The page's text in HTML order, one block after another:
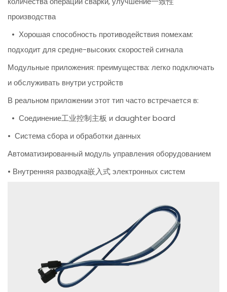
производства
• Хорошая способность противодействия помехам:
подходит для средне-высоких скоростей сигнала
Модульные приложения: преимущества: легко подключать
и обслуживать внутри устройств
В реальном приложении этот тип часто встречается в:
• Соединение工业控制主板 и daughter board
• Система сбора и обработки данных
Автоматизированный модуль управления оборудованием
• Внутренняя разводка嵌入式 электронных систем